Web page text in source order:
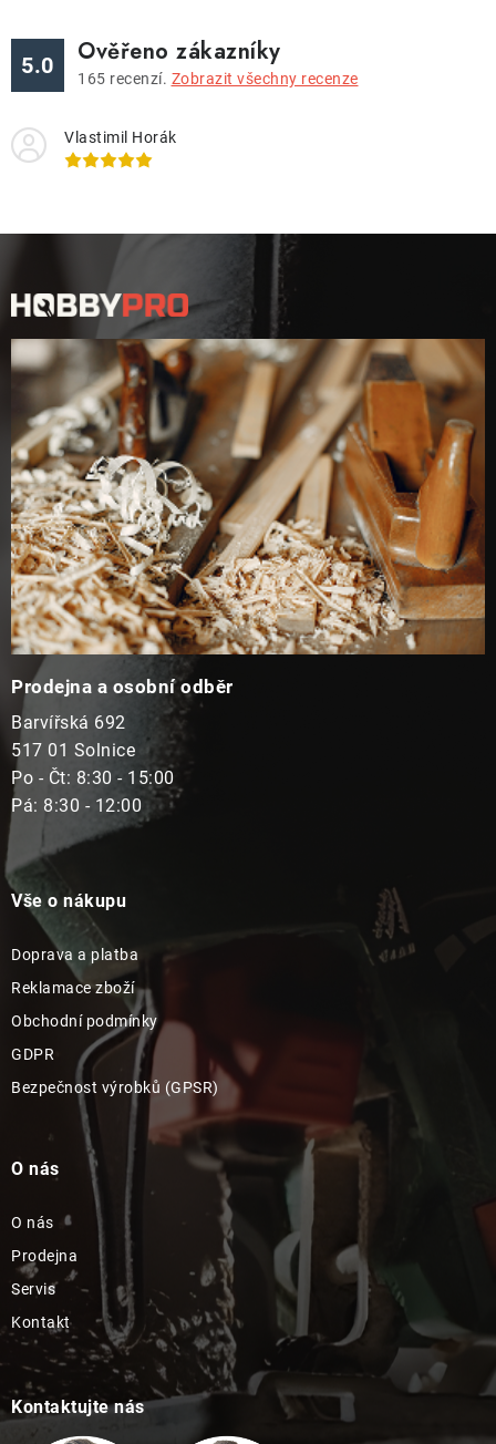
5.0 Ověřeno zákazníky
165 recenzí. Zobrazit všechny recenze
Vlastimil Horák
p
a
Prodejna a osobní odběr
Barvířská 692
517 01 Solnice
Po - Čt: 8:30 - 15:00
Pá: 8:30 - 12:00
Vše o nákupu
Doprava a platba
Reklamace zboží
Obchodní podmínky
GDPR
Bezpečnost výrobků (GPSR)
O nás
O nás
Prodejna
Servis
Kontakt
Kontaktujte nás